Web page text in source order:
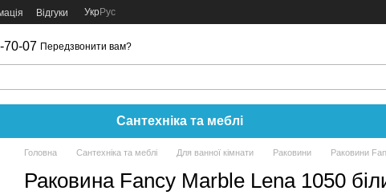
Відгуки УкрРус
70-07 Передзвонити вам?
Сантехніка та меблі
Головна Сантехніка та меблі Для ванної кімнати Раковини Раковини
Раковина Fancy Marble Lena 1050